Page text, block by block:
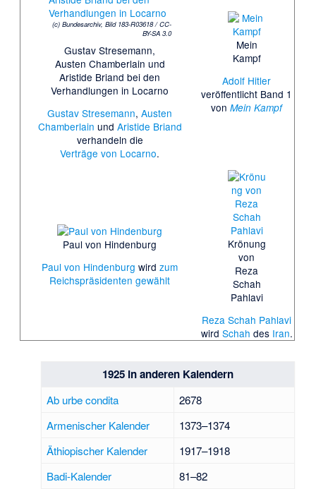
(c) Bundesarchiv, Bild 183-R03618 / CC-
BY-SA 3.0
Gustav Stresemann,
Austen Chamberlain und
Aristide Briand bei den
Verhandlungen in Locarno
Gustav Stresemann,Austen
Chamberlain und Aristide Briand
verhandeln die
Verträge von Locarno.
Mein
Kampf
Adolf Hitler
veröffentlicht Band 1
vonMein Kampf
Paul von Hindenburg
Paul von Hindenburg wirdzum
Reichspräsidenten gewählt
Krönung
von
Reza
Schah
Pahlavi
Reza Schah Pahlavi
wird Schah des Iran.
1925 in anderen Kalendern
Ab urbe condita
2678
Armenischer Kalender
1373–1374
Äthiopischer Kalender
1917–1918
Badi-Kalender
81–82